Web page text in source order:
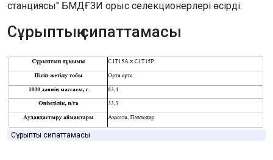
станциясы" БМДҒЗИ орыс селекционерлері өсірді.
Сұрыптың сипаттамасы
Сұрыптың сипаттамасы